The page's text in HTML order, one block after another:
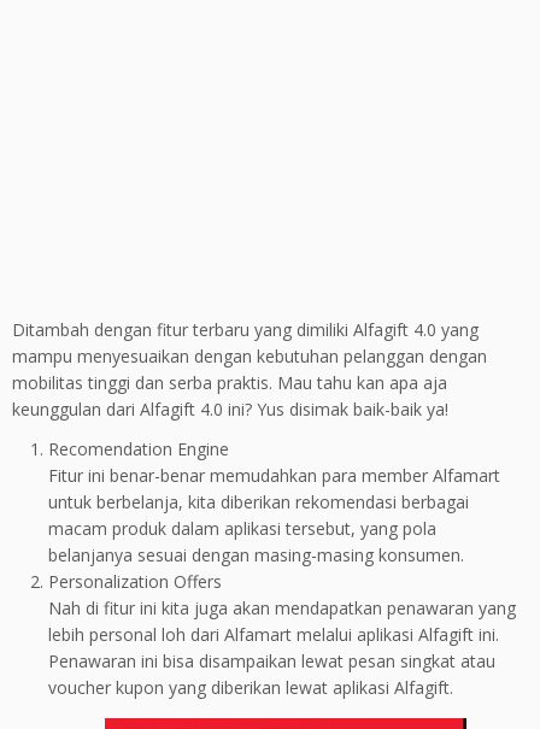
Ditambah dengan fitur terbaru yang dimiliki Alfagift 4.0 yang
mampu menyesuaikan dengan kebutuhan pelanggan dengan
mobilitas tinggi dan serba praktis. Mau tahu kan apa aja
keunggulan dari Alfagift 4.0 ini? Yus disimak baik-baik ya!
Recomendation Engine
Fitur ini benar-benar memudahkan para member Alfamart
untuk berbelanja, kita diberikan rekomendasi berbagai
macam produk dalam aplikasi tersebut, yang pola
belanjanya sesuai dengan masing-masing konsumen.
Personalization Offers
Nah di fitur ini kita juga akan mendapatkan penawaran yang
lebih personal loh dari Alfamart melalui aplikasi Alfagift ini.
Penawaran ini bisa disampaikan lewat pesan singkat atau
voucher kupon yang diberikan lewat aplikasi Alfagift.